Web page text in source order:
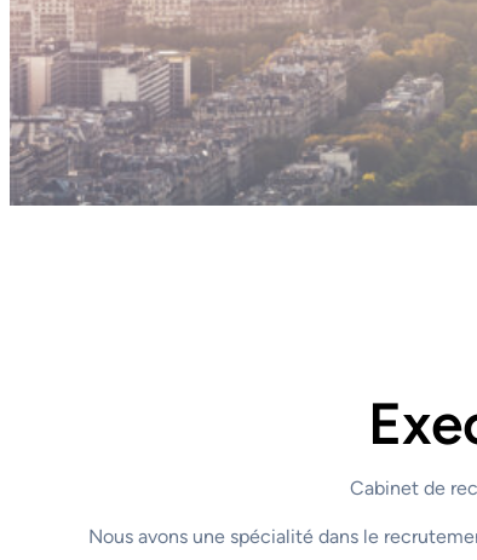
Cabinet de
Nous avons une spécialité dans le